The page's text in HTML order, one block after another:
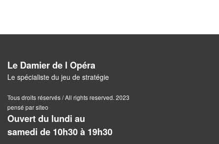
Ambiance
Coopératif
Gestion
Le Damier de l Opéra
Le spécialiste du jeu de stratégie
Tous droits réservés / All rights reserved. 2023
pensé par siteo
Ouvert du lundi au
samedi de 10h30 à 19h30